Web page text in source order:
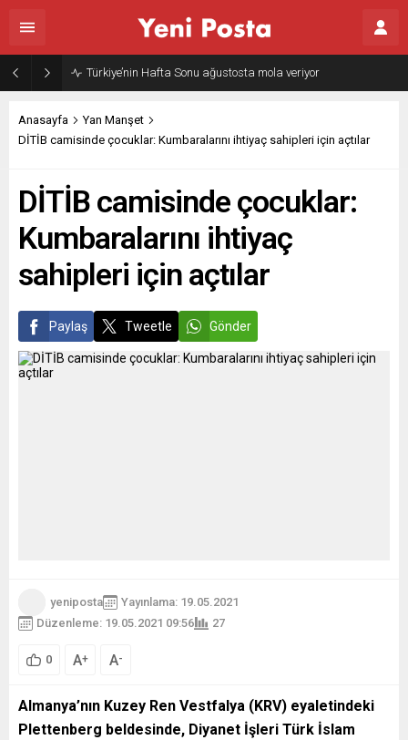
Türkiye’nin Hafta Sonu ağustosta mola veriyor
Anasayfa
Yan Manşet
DİTİB camisinde çocuklar: Kumbaralarını ihtiyaç sahipleri için açtılar
DİTİB camisinde çocuklar:
Kumbaralarını ihtiyaç
sahipleri için açtılar
Paylaş Tweetle Gönder
yeniposta
Yayınlama: 19.05.2021
Düzenleme: 19.05.2021 09:56
27
0 A+ A-
Almanya’nın Kuzey Ren Vestfalya (KRV) eyaletindeki
Plettenberg beldesinde, Diyanet İşleri Türk İslam